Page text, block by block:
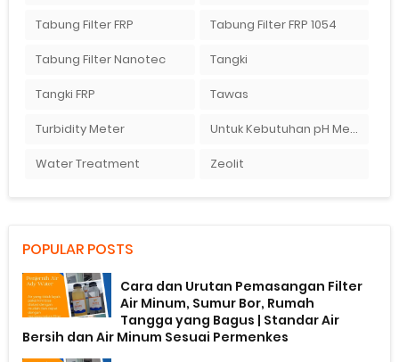
Tabung Filter FRP Tabung Filter FRP 1054
Tabung Filter Nanotec Tangki
Tangki FRP Tawas
Turbidity Meter Untuk Kebutuhan pH Meter Murah Hanya Di Ady Water
Water Treatment Zeolit
POPULAR POSTS
Cara dan Urutan Pemasangan Filter
Air Minum, Sumur Bor, Rumah
Tangga yang Bagus | Standar Air
Bersih dan Air Minum Sesuai Permenkes